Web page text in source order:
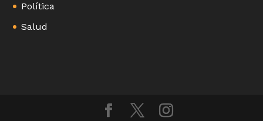
Política
Salud